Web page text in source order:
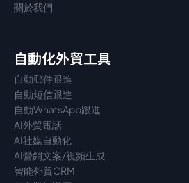
關於我們
自動化外貿工具
自動郵件跟進
自動短信跟進
自動WhatsApp跟進
AI外貿電話
AI社媒自動化
AI營銷文案/視頻生成
智能外貿CRM